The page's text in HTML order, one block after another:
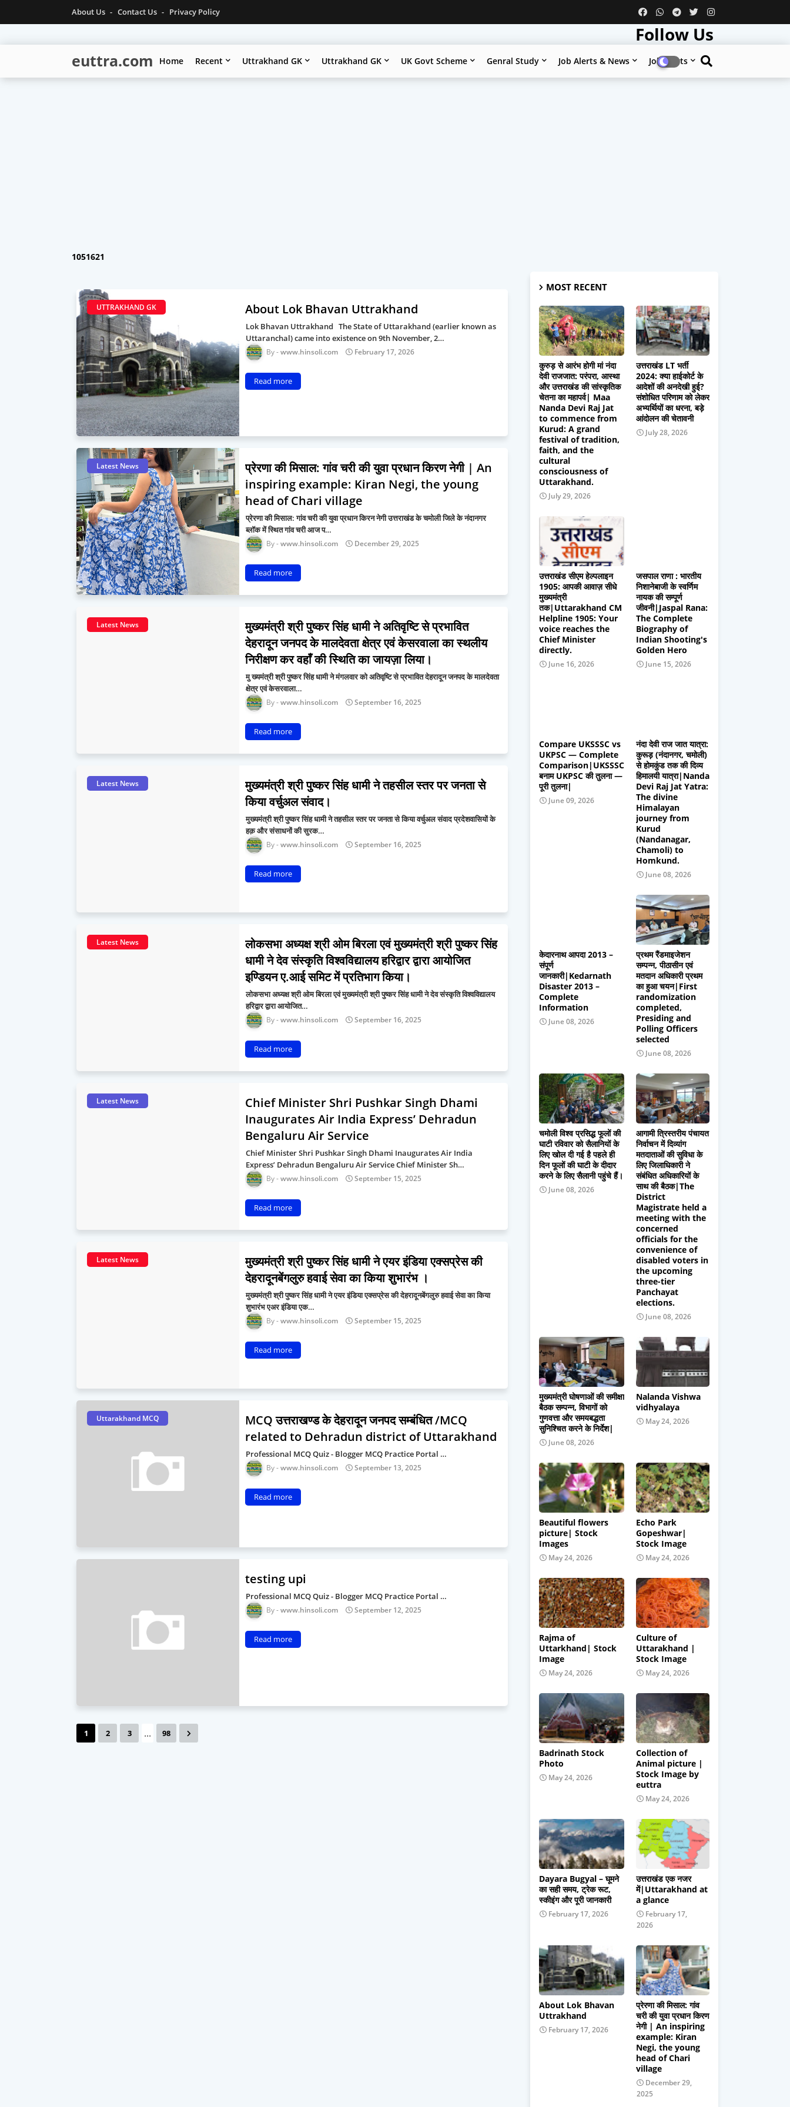
About Us Contact Us Privacy Policy
Follow Us
euttra.com Home Recent Uttrakhand GK Uttrakhand GK UK Govt Scheme Genral Study Job Alerts & News Job Alerts
1051621
UTTRAKHAND GK About Lok Bhavan Uttrakhand
Lok Bhavan Uttrakhand The State of Uttarakhand (earlier known as
Uttaranchal) came into existence on 9th November, 2…
www.hinsoli.com February 17, 2026
Read more
Latest News
प्रेरणा की मिसाल: गांव चरी की युवा प्रधान किरण नेगी | An
inspiring example: Kiran Negi, the young
head of Chari village
प्रेरणा की मिसाल: गांव चरी की युवा प्रधान किरन नेगी उत्तराखंड के चमोली जिले के नंदानगर
ब्लॉक में स्थित गांव चरी आज प…
www.hinsoli.com December 29, 2025
Read more
Latest News
मुख्यमंत्री श्री पुष्कर सिंह धामी ने अतिवृष्टि से प्रभावित
देहरादून जनपद के मालदेवता क्षेत्र एवं केसरवाला का स्थलीय
निरीक्षण कर वहाँ की स्थिति का जायज़ा लिया।
मु ख्यमंत्री श्री पुष्कर सिंह धामी ने मंगलवार को अतिवृष्टि से प्रभावित देहरादून जनपद के मालदेवता
क्षेत्र एवं केसरवाला…
www.hinsoli.com September 16, 2025
Read more
Latest News
मुख्यमंत्री श्री पुष्कर सिंह धामी ने तहसील स्तर पर जनता से
किया वर्चुअल संवाद।
मुख्यमंत्री श्री पुष्कर सिंह धामी ने तहसील स्तर पर जनता से किया वर्चुअल संवाद प्रदेशवासियों के
हक़ और संसाधनों की सुरक…
www.hinsoli.com September 16, 2025
Read more
Latest News
लोकसभा अध्यक्ष श्री ओम बिरला एवं मुख्यमंत्री श्री पुष्कर सिंह
धामी ने देव संस्कृति विश्वविद्यालय हरिद्वार द्वारा आयोजित
इण्डियन ए.आई समिट में प्रतिभाग किया।
लोकसभा अध्यक्ष श्री ओम बिरला एवं मुख्यमंत्री श्री पुष्कर सिंह धामी ने देव संस्कृति विश्वविद्यालय
हरिद्वार द्वारा आयोजित…
www.hinsoli.com September 16, 2025
Read more
Latest News
Chief Minister Shri Pushkar Singh Dhami
Inaugurates Air India Express’ Dehradun
Bengaluru Air Service
Chief Minister Shri Pushkar Singh Dhami Inaugurates Air India
Express’ Dehradun Bengaluru Air Service Chief Minister Sh…
www.hinsoli.com September 15, 2025
Read more
Latest News
मुख्यमंत्री श्री पुष्कर सिंह धामी ने एयर इंडिया एक्सप्रेस की
देहरादूनबेंगलुरु हवाई सेवा का किया शुभारंभ ।
मुख्यमंत्री श्री पुष्कर सिंह धामी ने एयर इंडिया एक्सप्रेस की देहरादूनबेंगलुरु हवाई सेवा का किया
शुभारंभ एअर इंडिया एक…
www.hinsoli.com September 15, 2025
Read more
Uttarakhand MCQ
MCQ उत्तराखण्ड के देहरादून जनपद सम्बंधित /MCQ
related to Dehradun district of Uttarakhand
Professional MCQ Quiz - Blogger MCQ Practice Portal …
www.hinsoli.com September 13, 2025
Read more
testing upi
Professional MCQ Quiz - Blogger MCQ Practice Portal …
www.hinsoli.com September 12, 2025
Read more
1 2 3 ... 98
MOST RECENT
कुरुड़ से आरंभ होगी मां नंदा
देवी राजजात: परंपरा, आस्था
और उत्तराखंड की सांस्कृतिक
चेतना का महापर्व| Maa
Nanda Devi Raj Jat
to commence from
Kurud: A grand
festival of tradition,
faith, and the
cultural
consciousness of
Uttarakhand.
July 29, 2026
उत्तराखंड LT भर्ती
2024: क्या हाईकोर्ट के
आदेशों की अनदेखी हुई?
संशोधित परिणाम को लेकर
अभ्यर्थियों का धरना, बड़े
आंदोलन की चेतावनी
July 28, 2026
उत्तराखंड सीएम हेल्पलाइन
1905: आपकी आवाज़ सीधे
मुख्यमंत्री
तक|Uttarakhand CM
Helpline 1905: Your
voice reaches the
Chief Minister
directly.
June 16, 2026
जसपाल राणा : भारतीय
निशानेबाजी के स्वर्णिम
नायक की सम्पूर्ण
जीवनी|Jaspal Rana:
The Complete
Biography of
Indian Shooting's
Golden Hero
June 15, 2026
Compare UKSSSC vs
UKPSC — Complete
Comparison|UKSSSC
बनाम UKPSC की तुलना —
पूरी तुलना|
June 09, 2026
नंदा देवी राज जात यात्रा:
कुरूड़ (नंदानगर, चमोली)
से होमकुंड तक की दिव्य
हिमालयी यात्रा|Nanda
Devi Raj Jat Yatra:
The divine
Himalayan
journey from
Kurud
(Nandanagar,
Chamoli) to
Homkund.
June 08, 2026
केदारनाथ आपदा 2013 –
संपूर्ण
जानकारी|Kedarnath
Disaster 2013 –
Complete
Information
June 08, 2026
प्रथम रैंडमाइजेशन
सम्पन्न, पीठासीन एवं
मतदान अधिकारी प्रथम
का हुआ चयन|First
randomization
completed,
Presiding and
Polling Officers
selected
June 08, 2026
चमोली विश्व प्रसिद्ध फूलों की
घाटी रविवार को सैलानियों के
लिए खोल दी गई है पहले ही
दिन फूलों की घाटी के दीदार
करने के लिए सैलानी पहुंचे हैं।
June 08, 2026
आगामी त्रिस्तरीय पंचायत
निर्वाचन में दिव्यांग
मतदाताओं की सुविधा के
लिए जिलाधिकारी ने
संबंधित अधिकारियों के
साथ की बैठक|The
District
Magistrate held a
meeting with the
concerned
officials for the
convenience of
disabled voters in
the upcoming
three-tier
Panchayat
elections.
June 08, 2026
मुख्यमंत्री घोषणाओं की समीक्षा
बैठक सम्पन्न, विभागों को
गुणवत्ता और समयबद्धता
सुनिश्चित करने के निर्देश|
June 08, 2026
Nalanda Vishwa
vidhyalaya
May 24, 2026
Beautiful flowers
picture| Stock
Images
May 24, 2026
Echo Park
Gopeshwar|
Stock Image
May 24, 2026
Rajma of
Uttarkhand| Stock
Image
May 24, 2026
Culture of
Uttarakhand |
Stock Image
May 24, 2026
Badrinath Stock
Photo
May 24, 2026
Collection of
Animal picture |
Stock Image by
euttra
May 24, 2026
Dayara Bugyal – घूमने
का सही समय, ट्रेक रूट,
स्कीइंग और पूरी जानकारी
February 17, 2026
उत्तराखंड एक नजर
में|Uttarakhand at
a glance
February 17,
2026
About Lok Bhavan
Uttrakhand
February 17, 2026
प्रेरणा की मिसाल: गांव
चरी की युवा प्रधान किरण
नेगी | An inspiring
example: Kiran
Negi, the young
head of Chari
village
December 29,
2025